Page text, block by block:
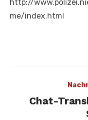
http://
me/index.html
Chat-